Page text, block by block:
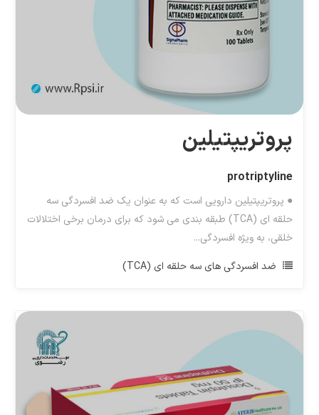
پروتریپتیلین
protriptyline
● پروتریپتیلین دارویی است که به عنوان یک ضد افسردگی سه
حلقه ای (TCA) طبقه بندی می شود که برای درمان برخی اختلالات
خلقی، به ویژه افسردگی...
ضد افسردگی های سه حلقه ای (TCA)